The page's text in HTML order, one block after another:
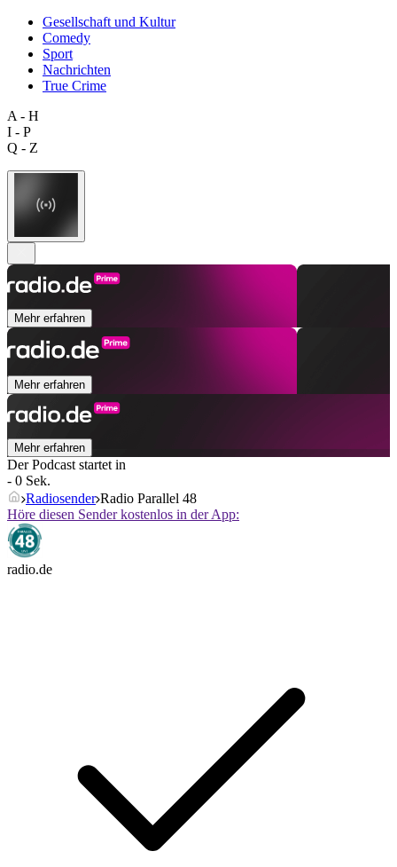
Gesellschaft und Kultur
Comedy
Sport
Nachrichten
True Crime
A - H
I - P
Q - Z
Mehr erfahren
Mehr erfahren
Mehr erfahren
Der Podcast startet in
- 0 Sek.
Radiosender Radio Parallel 48
Höre diesen Sender kostenlos in der App:
radio.de